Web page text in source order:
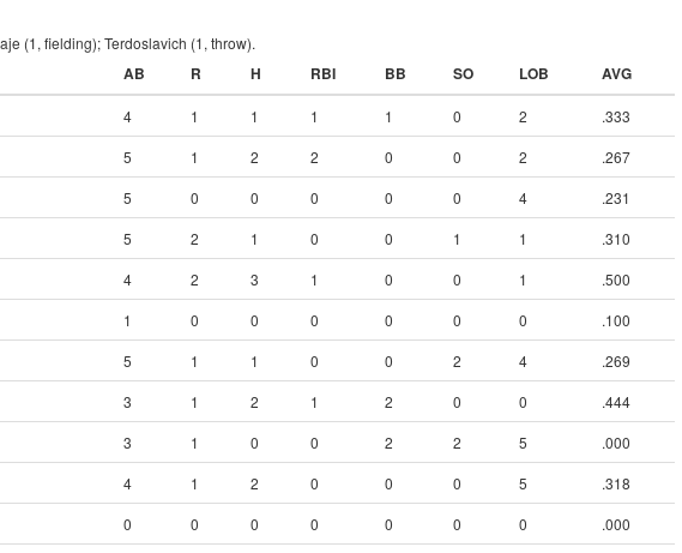
(1, fielding); Terdoslavich (1, throw).
AB R H RBI BB SO LOB AVG
4 1 1 1 1 0 2
.333
5 1 2 2 0 0 2
.267
5 0 0 0 0 0 4
.231
5 2 1 0 0 1 1
.310
4 2 3 1 0 0 1
.500
1 0 0 0 0 0 0
.100
5 1 1 0 0 2 4
.269
3 1 2 1 2 0 0
.444
3 1 0 0 2 2 5
.000
4 1 2 0 0 0 5
.318
0 0 0 0 0 0 0
.000